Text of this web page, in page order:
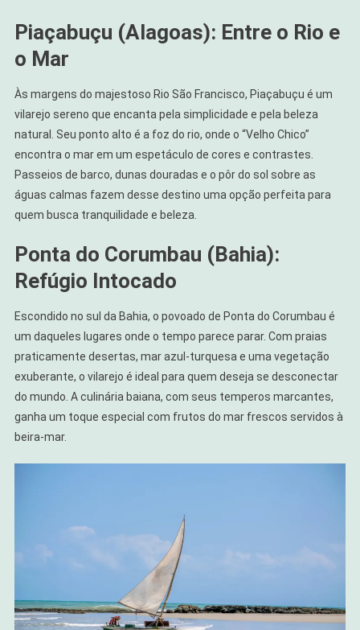
Piaçabuçu (Alagoas): Entre o Rio e
o Mar
Às margens do majestoso Rio São Francisco, Piaçabuçu é um
vilarejo sereno que encanta pela simplicidade e pela beleza
natural. Seu ponto alto é a foz do rio, onde o “Velho Chico”
encontra o mar em um espetáculo de cores e contrastes.
Passeios de barco, dunas douradas e o pôr do sol sobre as
águas calmas fazem desse destino uma opção perfeita para
quem busca tranquilidade e beleza.
Ponta do Corumbau (Bahia):
Refúgio Intocado
Escondido no sul da Bahia, o povoado de Ponta do Corumbau é
um daqueles lugares onde o tempo parece parar. Com praias
praticamente desertas, mar azul-turquesa e uma vegetação
exuberante, o vilarejo é ideal para quem deseja se desconectar
do mundo. A culinária baiana, com seus temperos marcantes,
ganha um toque especial com frutos do mar frescos servidos à
beira-mar.